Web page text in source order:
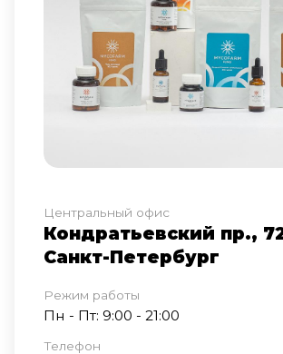
Центральный офис
Кондратьевский пр.,
Санкт-Петербург
Режим работы
Пн - Пт: 9:00 - 21:00
Телефон